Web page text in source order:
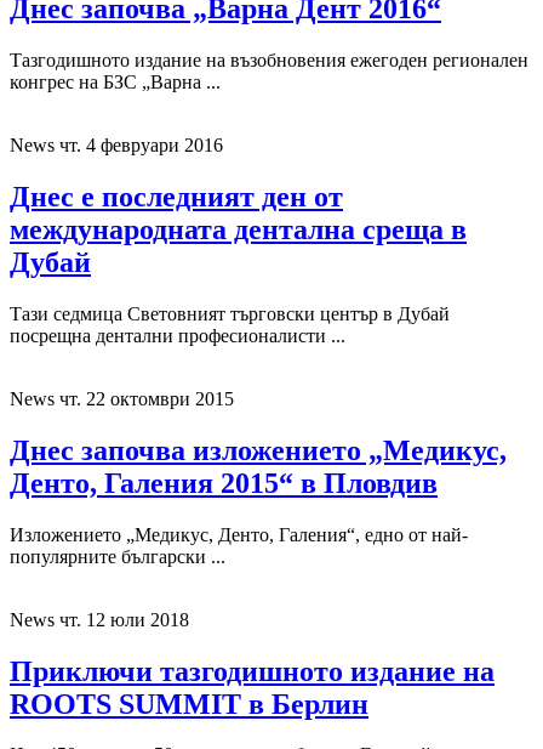
Днес започва „Варна Дент 2016“
Тазгодишното издание на възобновения ежегоден регионален
конгрес на БЗС „Варна ...
News чт. 4 февруари 2016
Днес е последният ден от
международната дентална среща в
Дубай
Тази седмица Световният търговски център в Дубай
посрещна дентални професионалисти ...
News чт. 22 октомври 2015
Днес започва изложението „Медикус,
Денто, Галения 2015“ в Пловдив
Изложението „Медикус, Денто, Галения“, едно от най-
популярните български ...
News чт. 12 юли 2018
Приключи тазгодишното издание на
ROOTS SUMMIT в Берлин